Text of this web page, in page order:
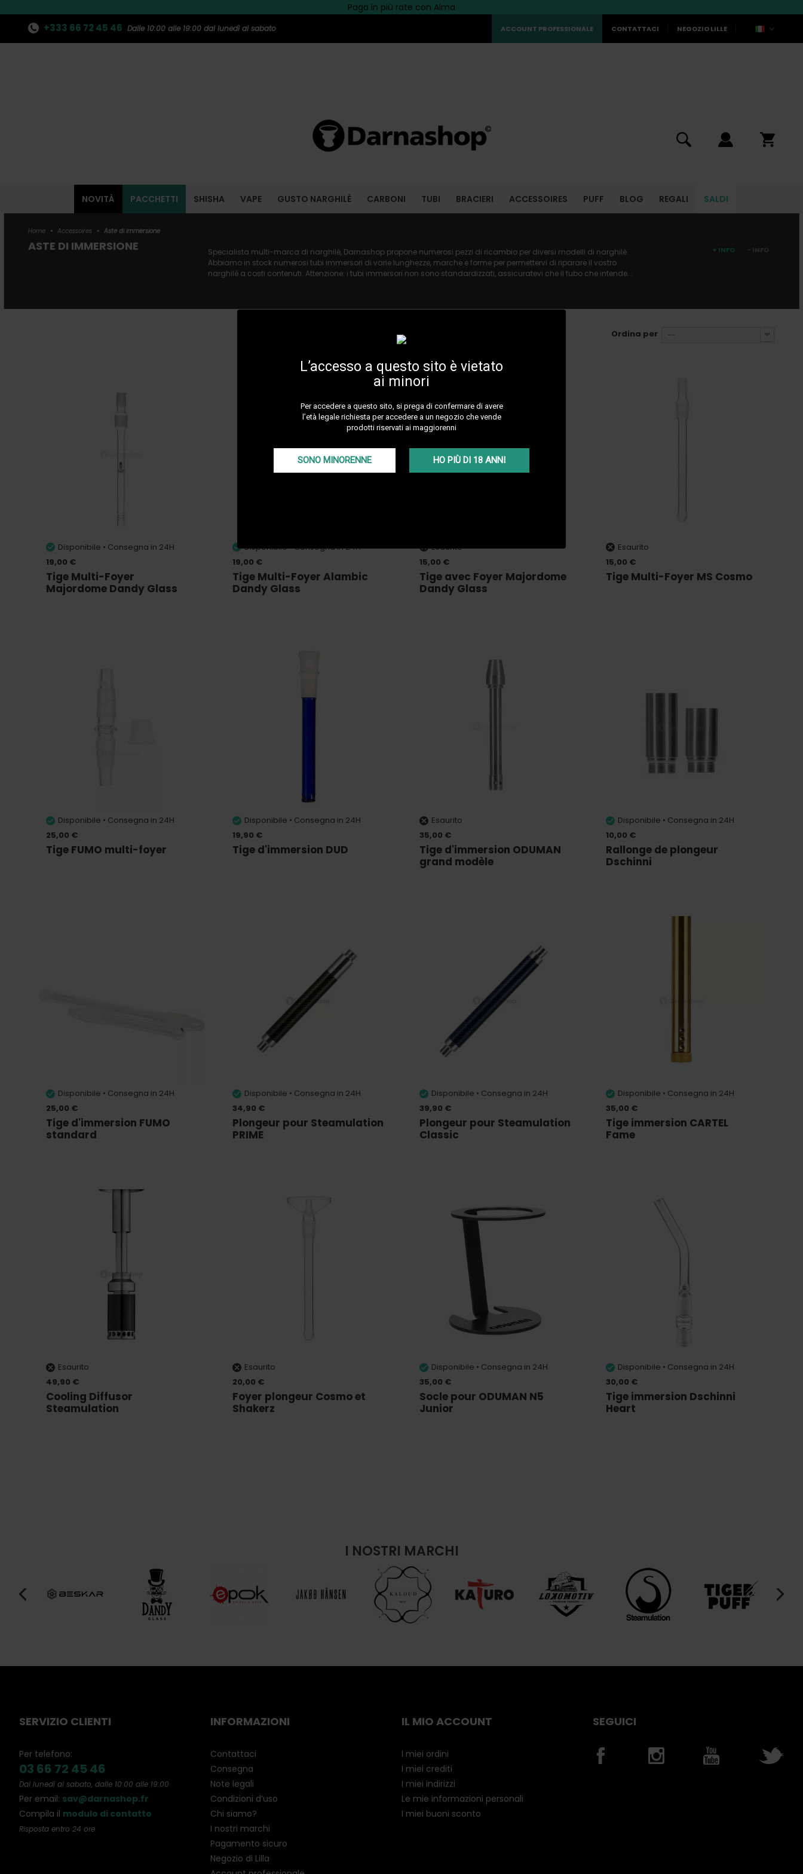
L’accesso a questo sito è vietato
ai minori
Per accedere a questo sito, si prega di confermare di avere
l’età legale richiesta per accedere a un negozio che vende
prodotti riservati ai maggiorenni
SONO MINORENNE HO PIÙ DI 18 ANNI
ScopriLA PROMOdel momento!
Consegna gratuita al punto di ritiro da 39,90 € di spesa
Paga in più rate con Alma
+333 66 72 45 46 Dalle 10:00 alle 19:00 dal lunedì al sabato NEGOZIO LILLE
CONTATTACI
ACCOUNT PROFESSIONALE
NOVITÀ PACCHETTI SHISHA VAPE GUSTO NARGHILÈ CARBONI TUBI BRACIERI ACCESSOIRES PUFF BLOG REGALI SALDI
Home • Accessoires • Aste di immersione
ASTE DI IMMERSIONE
Specialista multi-marca di narghilè, Darnashop propone numerosi pezzi di ricambio per diversi modelli di narghilè.
Abbiamo in stock numerosi tubi immersori di varie lunghezze, marche e forme per permettervi di riparare il vostro
narghilè a costi contenuti. Attenzione: i tubi immersori non sono standardizzati, assicuratevi che il tubo che intende...
+ INFO - INFO
Ordina per --
Disponibile • Consegna in 24H
19,00 €
Tige Multi-Foyer
Majordome Dandy Glass
Disponibile • Consegna in 24H
19,00 €
Tige Multi-Foyer Alambic
Dandy Glass
Esaurito
15,00 €
Tige avec Foyer Majordome
Dandy Glass
Esaurito
15,00 €
Tige Multi-Foyer MS Cosmo
Disponibile • Consegna in 24H
25,00 €
Tige FUMO multi-foyer
Disponibile • Consegna in 24H
19,90 €
Tige d'immersion DUD
Esaurito
35,00 €
Tige d'immersion ODUMAN
grand modèle
Disponibile • Consegna in 24H
10,00 €
Rallonge de plongeur
Dschinni
Disponibile • Consegna in 24H
25,00 €
Tige d'immersion FUMO
standard
Disponibile • Consegna in 24H
34,90 €
Plongeur pour Steamulation
PRIME
Disponibile • Consegna in 24H
39,90 €
Plongeur pour Steamulation
Classic
Disponibile • Consegna in 24H
35,00 €
Tige immersion CARTEL
Fame
Esaurito
49,90 €
Cooling Diffusor
Steamulation
Esaurito
20,00 €
Foyer plongeur Cosmo et
Shakerz
Disponibile • Consegna in 24H
35,00 €
Socle pour ODUMAN N5
Junior
Disponibile • Consegna in 24H
30,00 €
Tige immersion Dschinni
Heart
I NOSTRI MARCHI
SERVIZIO CLIENTI
Per telefono:
03 66 72 45 46
Dal lunedì al sabato, dalle 10:00 alle 19:00
Per email: sav@darnashop.fr
Compila il modulo di contatto
Risposta entro 24 ore
INFORMAZIONI
Contattaci
Consegna
Note legali
Condizioni d’uso
Chi siamo?
I nostri marchi
Pagamento sicuro
Negozio di Lilla
IL MIO ACCOUNT
I miei ordini
I miei crediti
I miei indirizzi
Le mie informazioni personali
I miei buoni sconto
SEGUICI